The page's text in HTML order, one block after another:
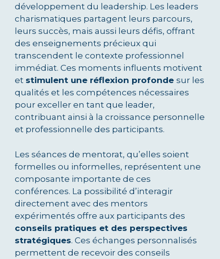
développement du leadership. Les leaders
charismatiques partagent leurs parcours,
leurs succès, mais aussi leurs défis, offrant
des enseignements précieux qui
transcendent le contexte professionnel
immédiat. Ces moments influents motivent
et stimulent une réflexion profonde sur les
qualités et les compétences nécessaires
pour exceller en tant que leader,
contribuant ainsi à la croissance personnelle
et professionnelle des participants.
Les séances de mentorat, qu’elles soient
formelles ou informelles, représentent une
composante importante de ces
conférences. La possibilité d’interagir
directement avec des mentors
expérimentés offre aux participants des
conseils pratiques et des perspectives
stratégiques. Ces échanges personnalisés
permettent de recevoir des conseils